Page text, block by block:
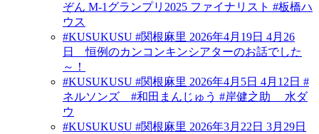
ぞん M-1グランプリ2025 ファイナリスト #板橋ハ
ウス
#KUSUKUSU #関根麻里 2026年4月19日 4月26
日 恒例のカンコンキンシアターのお話でした
～！
#KUSUKUSU #関根麻里 2026年4月5日 4月12日 #
ネルソンズ #和田まんじゅう #岸健之助 水ダ
ウ
#KUSUKUSU #関根麻里 2026年3月22日 3月29日